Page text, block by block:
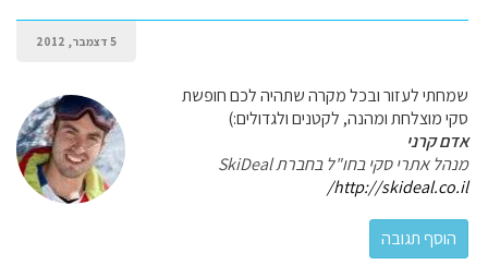
5 דצמבר, 2012
שמחתי לעזור ובכל מקרה שתהיה לכם חופשת
סקי מוצלחת ומהנה, לקטנים ולגדולים:)
אדם קרני
מנהל אתרי סקי בחו"ל בחברת SkiDeal
http://skideal.co.il/